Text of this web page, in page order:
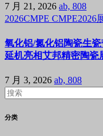
7 月 21, 2026 ab, 808
2026CMPE CMPE2026
氧化铝/氮化铝陶瓷生
延机亮相艾邦精密陶瓷
7 月 3, 2026 ab, 808
分类